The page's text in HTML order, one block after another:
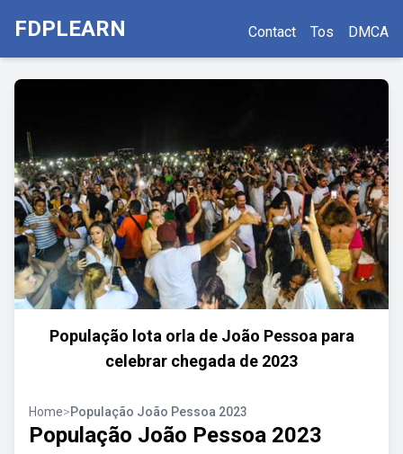
FDPLEARN Contact Tos DMCA
População lota orla de João Pessoa para
celebrar chegada de 2023
Home>População João Pessoa 2023
População João Pessoa 2023